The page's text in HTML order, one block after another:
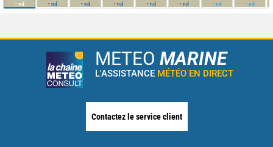
-nd -nd -nd -nd -nd -nd -nd -nd
METEO MARINE
L'ASSISTANCE MÉTÉO EN DIRECT
Contactez le service client